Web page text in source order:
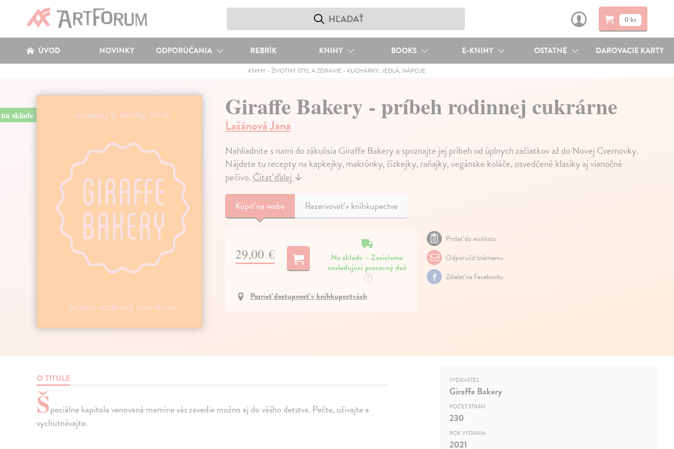
0 ks
ÚVOD NOVINKY ODPORÚČANIA REBRÍK KNIHY BOOKS E-KNIHY OSTATNÉ DAROVACIE KARTY
KNIHY -ŽIVOTNÝ ŠTÝL A ZDRAVIE - KUCHÁRKY, JEDLÁ, NÁPOJE
na sklade Giraffe Bakery - príbeh rodinnej cukrárne
Lašánová Jana
Nahliadnite s nami do zákulisia Giraffe Bakery a spoznajte jej príbeh od úplnych začiatkov až do Novej Cvernovky.
Nájdete tu recepty na kapkejky, makrónky, čízkejky, raňajky, vegánske koláče, osvedčené klasiky aj vianočné
pečivo.Čítať ďalej↓
Kúpiťna webe Rezervovať v kníhkupectve
29,00 €
Na sklade – Zasielame
nasledujúci pracovný deň
?
Pozrieť dostupnosť v kníhkupectvách
Pridať do wishlistu
Odporučiť známemu
Zdielať na Facebooku
O TITULE
Špeciálna kapitola venovaná mamine vás zavedie možno aj do vášho detstva. Pečte, užívajte a
vychutnávajte.
VYDAVATEĽ
Giraffe Bakery
POČET STRÁN
230
ROK VYDANIA
2021